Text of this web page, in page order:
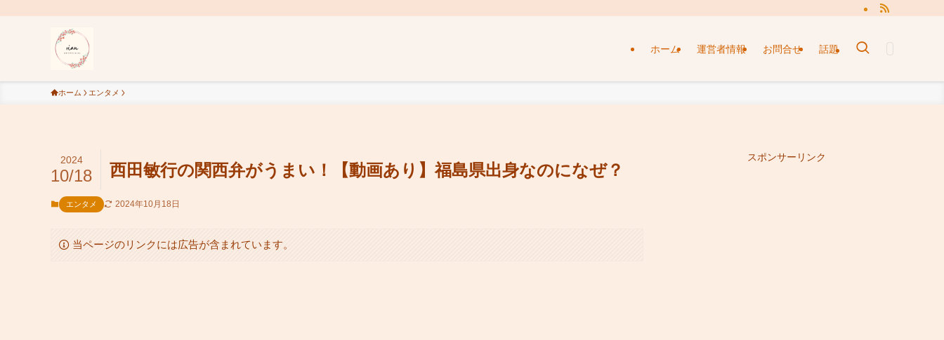
ホーム 運営者情報 お問合せ 話題
ホーム エンタメ
西田敏行の関西弁がうまい！【動画あり】福島県出身なのになぜ？
2024
10/18
エンタメ 2024年10月18日
当ページのリンクには広告が含まれています。
スポンサーリンク